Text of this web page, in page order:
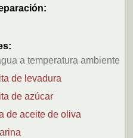
a temperatura ambiente
de levadura
de azúcar
de aceite de oliva